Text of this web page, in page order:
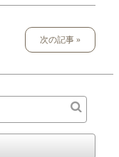
次の記事 »